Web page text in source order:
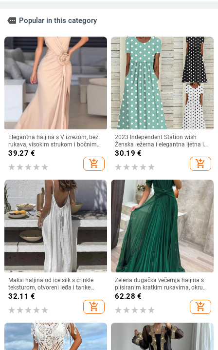
more Popular in this category
Elegantna haljina s V izrezom, bez
rukava, visokim strukom i bočnim
prorezom, od poliestera s
39.27 €
add_shopping_cart
2023 Independent Station wish
Ženska ležerna i elegantna ljetna i
jesenska nova haljina s printom i
točkicama, okruglim izrezom,
kratkih rukava i strukom
30.19 €
add_shopping_cart
Maksi haljina od ice silk s crinkle
teksturom, otvoreni leđa i tanke
naramenice, plisirana
32.11 €
add_shopping_cart
Zelena dugačka večernja haljina s
plisiranim kratkim rukavima, okrugli
izrez, A-linija
62.28 €
add_shopping_cart